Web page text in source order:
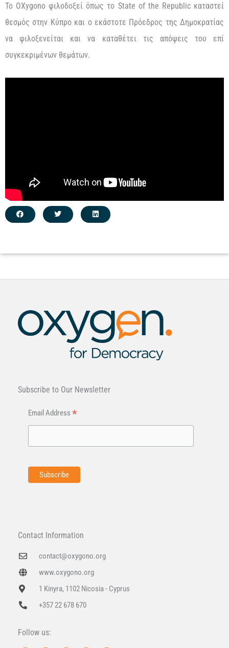
Το OXygono φιλοδοξεί όπως το State of the Republic καταστεί
θεσμός στην Κύπρο και ο εκάστοτε Πρόεδρος της Δημοκρατίας
να φιλοξενείται και να καταθέτει τις απόψεις του επί
συγκεκριμένων θεμάτων.
Subscribe to Our Newsletter
Email Address *
Contact Information
contact@oxygono.org
www.oxygono.org
1 Kinyra, 1102 Nicosia - Cyprus
+357 22 678 670
Follow us: